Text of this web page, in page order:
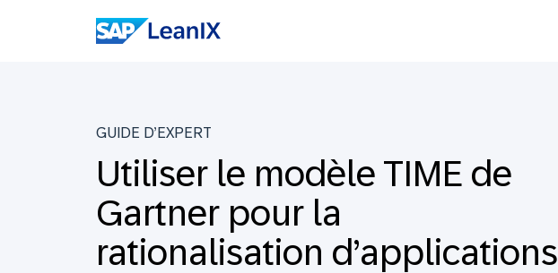
GUIDE D’EXPERT
Utiliser le modèle TIME de
Gartner pour la
rationalisation d’applications